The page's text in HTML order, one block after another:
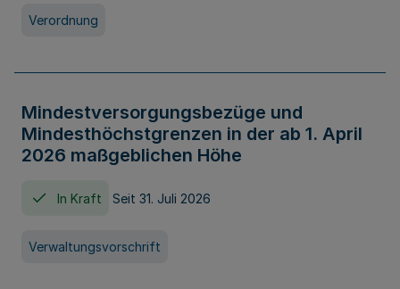
Verordnung
Mindestversorgungsbezüge und
Mindesthöchstgrenzen in der ab 1. April
2026 maßgeblichen Höhe
In Kraft Seit 31. Juli 2026
Verwaltungsvorschrift